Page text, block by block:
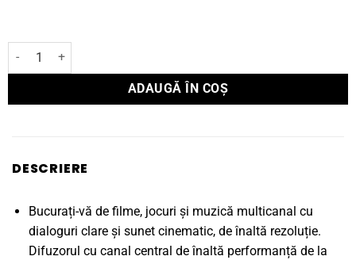
Cantitate Boxă Polk Audio de centru Signature Elite ES30C
ADAUGĂ ÎN COȘ
DESCRIERE
Bucurați-vă de filme, jocuri și muzică multicanal cu
dialoguri clare și sunet cinematic, de înaltă rezoluție.
Difuzorul cu canal central de înaltă performanță de la